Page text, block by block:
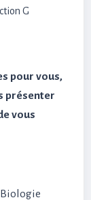
G
pour vous,
présenter
vous
Biologie